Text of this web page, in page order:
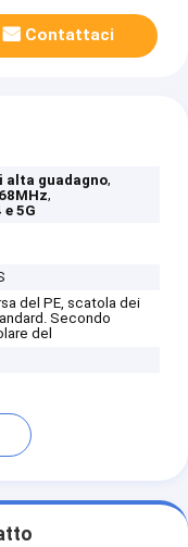
Contattaci
alta guadagno,
,
e 5G
del PE, scatola dei
Secondo
del